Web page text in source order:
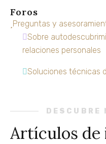
Foros
Preguntas y
Sobre
relaciones personales
Soluciones técnicas
DESCUBRE
Artículos de